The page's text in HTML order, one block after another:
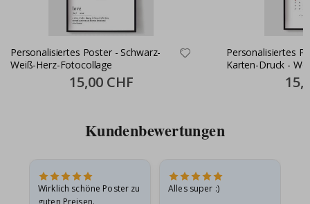
Personalisiertes Poster - Schwarz-
Weiß-Herz-Fotocollage
Special
Price
15,00 CHF
Personalisiertes
Karten-Druck -
Price
Kundenbewertungen
Wirklich schöne Poster zu
Alles super :)